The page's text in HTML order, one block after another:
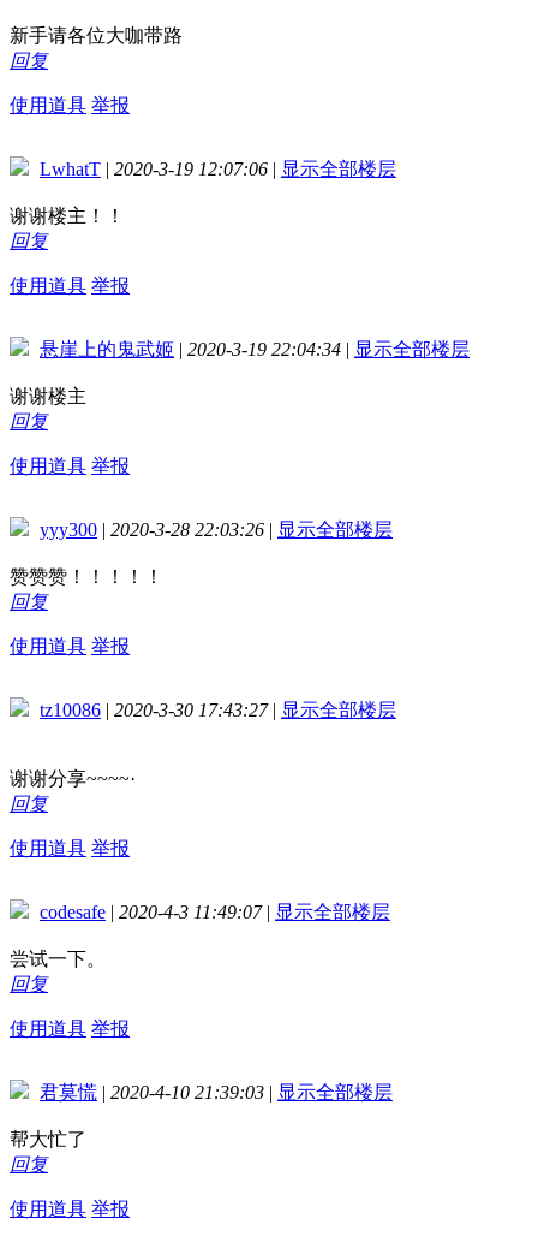
新手请各位大咖带路
回复
使用道具 举报
LwhatT | 2020-3-19 12:07:06 | 显示全部楼层
谢谢楼主！！
回复
使用道具 举报
悬崖上的鬼武姬 | 2020-3-19 22:04:34 | 显示全部楼层
谢谢楼主
回复
使用道具 举报
yyy300 | 2020-3-28 22:03:26 | 显示全部楼层
赞赞赞！！！！！
回复
使用道具 举报
tz10086 | 2020-3-30 17:43:27 | 显示全部楼层
谢谢分享~~~~·
回复
使用道具 举报
codesafe | 2020-4-3 11:49:07 | 显示全部楼层
尝试一下。
回复
使用道具 举报
君莫慌 | 2020-4-10 21:39:03 | 显示全部楼层
帮大忙了
回复
使用道具 举报